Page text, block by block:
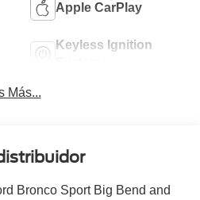
Apple CarPlay
Keyless Ignition
Más...
Bronco Sport Big Bend and